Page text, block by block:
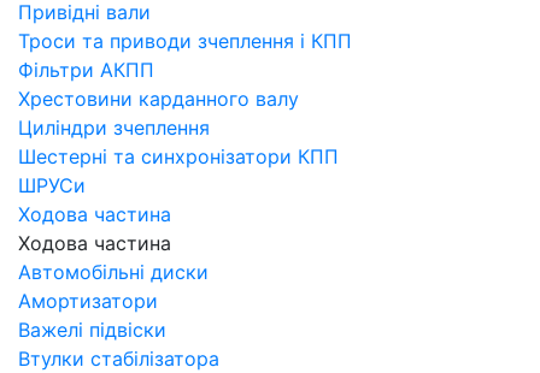
Привідні вали
Троси та приводи зчеплення і КПП
Фільтри АКПП
Хрестовини карданного валу
Циліндри зчеплення
Шестерні та синхронізатори КПП
ШРУСи
Ходова частина
Ходова частина
Автомобільні диски
Амортизатори
Важелі підвіски
Втулки стабілізатора